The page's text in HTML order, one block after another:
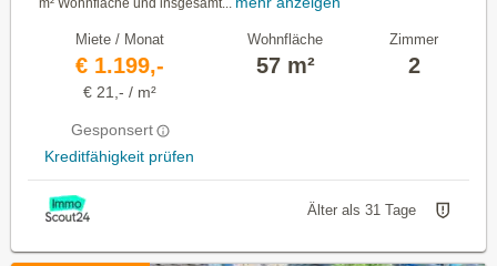
m² Wohnfläche und insgesamt...
Miete / Monat
€ 1.199,-
€ 21,- / m²
Gesponsert
Kreditfähigkeit prüfen
Wohnfläche
57 m²
Zimmer
2
Älter als 31 Tage